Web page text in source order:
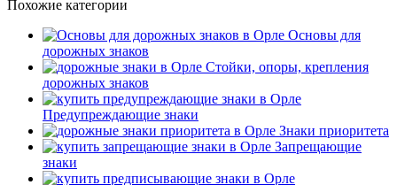
Похожие категории
Основы для
дорожных знаков
Стойки, опоры, крепления
дорожных знаков
Предупреждающие знаки
Знаки приоритета
Запрещающие
знаки